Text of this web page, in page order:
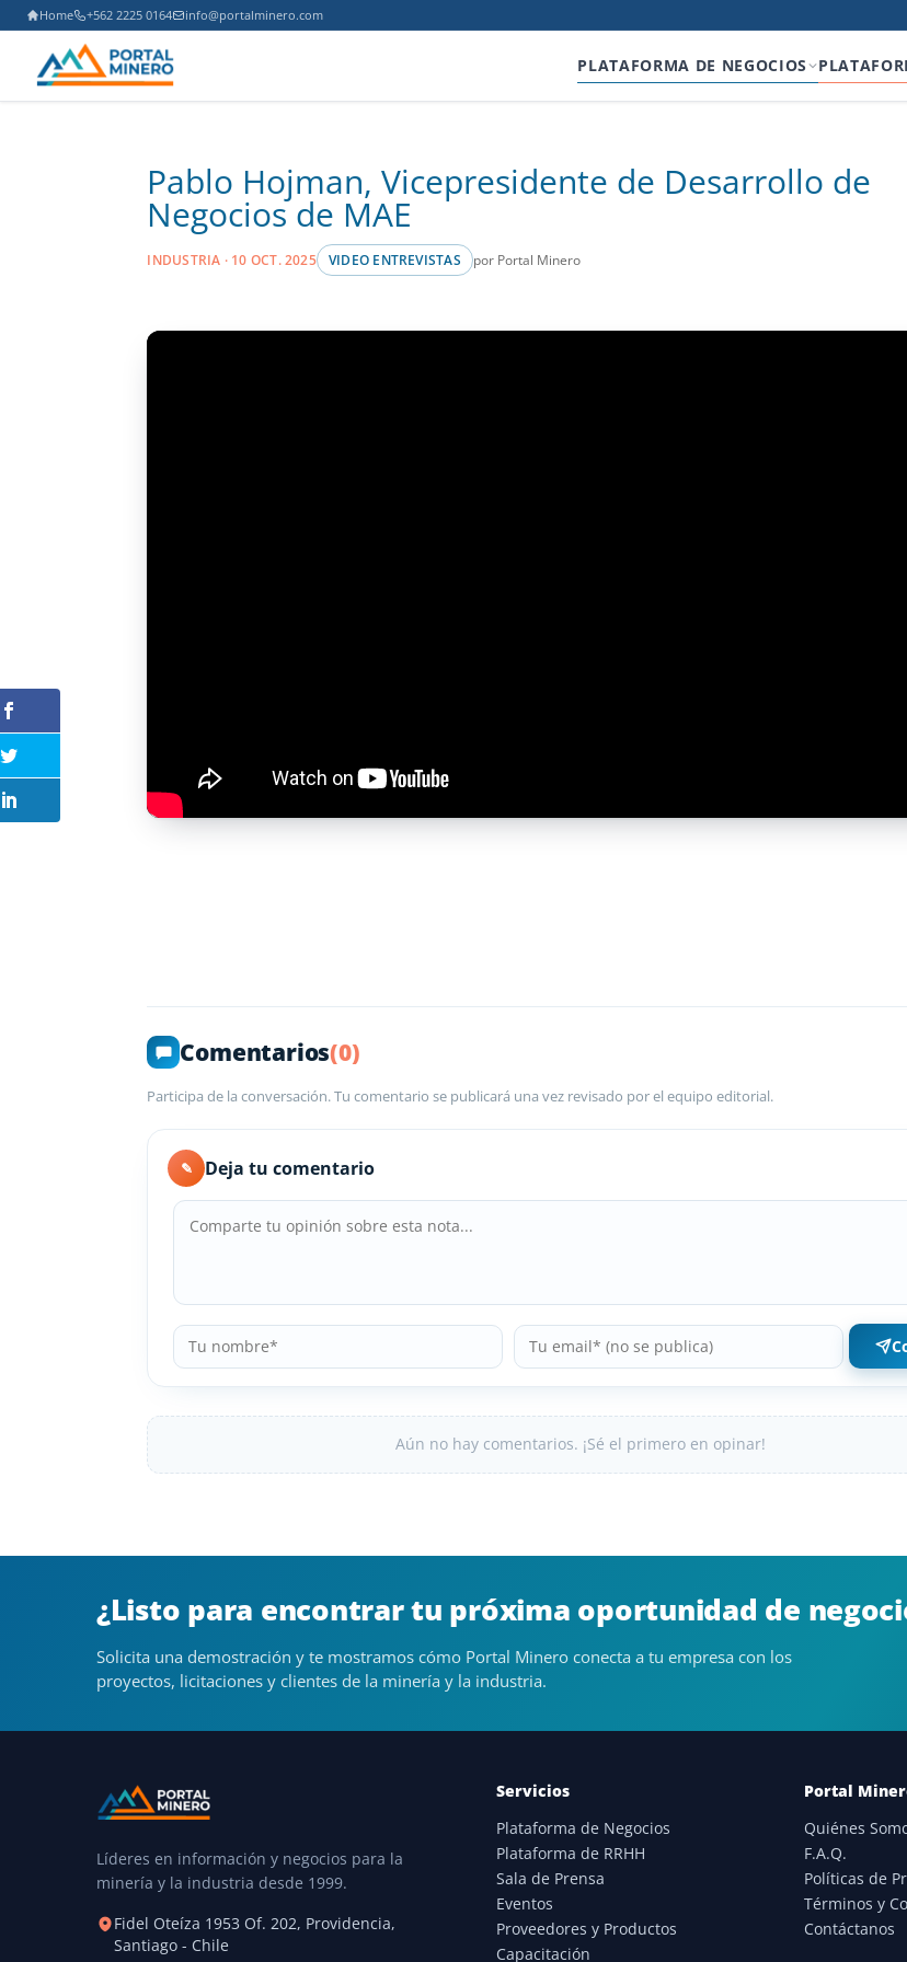
Home +562 2225 0164 info@portalminero.com
PLATAFORMA DE NEGOCIOS
Pablo Hojman, Vicepresidente de Desarrollo de
Negocios de MAE
INDUSTRIA · 10 OCT. 2025 VIDEO ENTREVISTAS por Portal Minero
Comentarios(0)
Participa de la conversación. Tu comentario se publicará una vez revisado por el equipo editorial.
✎ Deja tu comentario
Aún no hay comentarios. ¡Sé el primero en opinar!
¿Listo para encontrar tu próxima oportunidad de
Solicita una demostración y te mostramos cómo Portal Minero conecta a tu empresa con los
proyectos, licitaciones y clientes de la minería y la industria.
Líderes en información y negocios para la
minería y la industria desde 1999.
Fidel Oteíza 1953 Of. 202, Providencia,
Santiago - Chile
Servicios
Plataforma de Negocios
Plataforma de RRHH
Sala de Prensa
Eventos
Proveedores y Productos
Capacitación
Portal
Quiénes
F.A.Q.
Políticas de
Términos y
Contáctanos